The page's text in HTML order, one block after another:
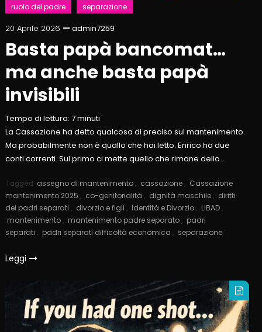
ruolo del padre
separazione
20 Aprile 2026 admin7259
Basta papà bancomat…
ma anche basta papà
invisibili
Tempo di lettura: 7minuti
La Cassazione ha detto qualcosa di preciso sul mantenimento.
Ma probabilmente non è quallo che hai letto. Enrico ha due
conti correnti. Sul primo ci mette quello che rimane dello…
Tagged assegno di mantenimento , cassazione , Cassazione
mantenimento 2025 , co-genitorialità , dignità maschile , diritti
dei padri separati , divorzio e figli , Identità e Divorzio , LIBAD ,
mantenimento , mantenimento padre separato , padri
separati , padri separati difficoltà economica , separazione
Leggi